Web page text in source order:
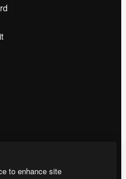
to enhance site